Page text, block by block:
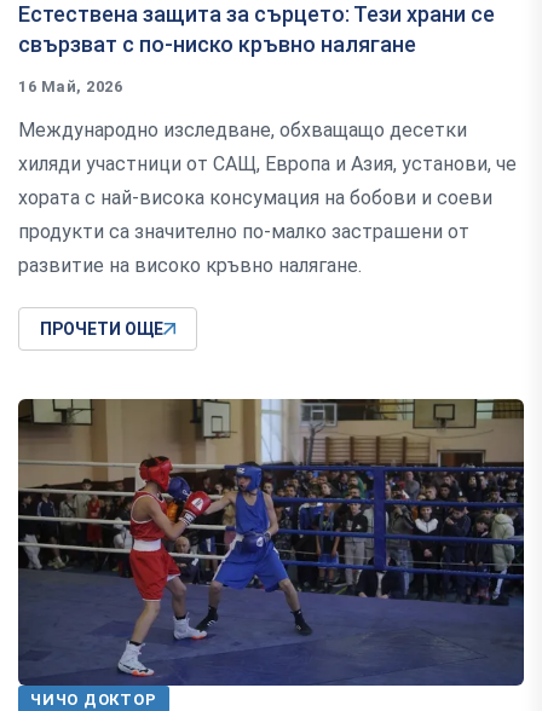
Естествена защита за сърцето: Тези храни се
свързват с по-ниско кръвно налягане
16 Май, 2026
Международно изследване, обхващащо десетки
хиляди участници от САЩ, Европа и Азия, установи, че
хората с най-висока консумация на бобови и соеви
продукти са значително по-малко застрашени от
развитие на високо кръвно налягане.
ПРОЧЕТИ ОЩЕ
ЧИЧО ДОКТОР